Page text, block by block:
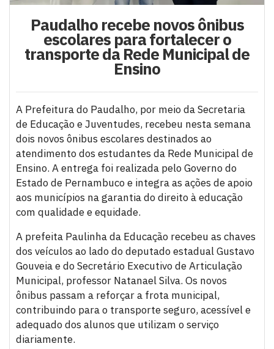
Paudalho recebe novos ônibus
escolares para fortalecer o
transporte da Rede Municipal de
Ensino
A Prefeitura do Paudalho, por meio da Secretaria
de Educação e Juventudes, recebeu nesta semana
dois novos ônibus escolares destinados ao
atendimento dos estudantes da Rede Municipal de
Ensino. A entrega foi realizada pelo Governo do
Estado de Pernambuco e integra as ações de apoio
aos municípios na garantia do direito à educação
com qualidade e equidade.
A prefeita Paulinha da Educação recebeu as chaves
dos veículos ao lado do deputado estadual Gustavo
Gouveia e do Secretário Executivo de Articulação
Municipal, professor Natanael Silva. Os novos
ônibus passam a reforçar a frota municipal,
contribuindo para o transporte seguro, acessível e
adequado dos alunos que utilizam o serviço
diariamente.